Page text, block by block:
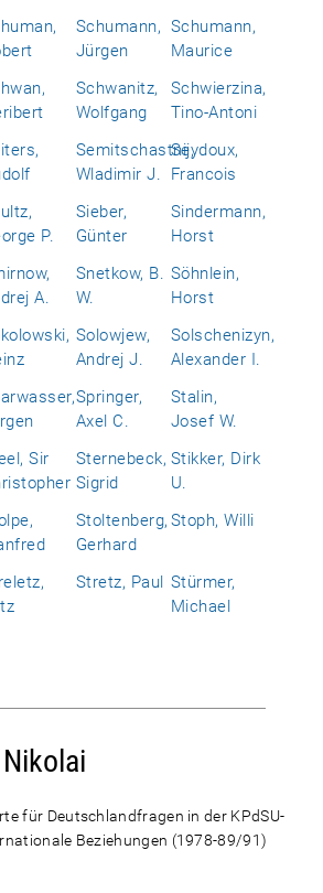
Schumann,
Jürgen
Schumann,
Maurice
Schwanitz,
Wolfgang
Schwierzina,
Tino-Antoni
Semitschastnij,
Wladimir J.
Seydoux,
Francois
P.
Sieber,
Günter
Sindermann,
Horst
A.
Snetkow, B.
W.
Söhnlein,
Horst
Solowjew,
Andrej J.
Solschenizyn,
Alexander I.
Springer,
Axel C.
Stalin,
Josef W.
Sir
Sternebeck,
Sigrid
Stikker, Dirk
U.
Stoltenberg,
Gerhard
Stoph, Willi
Stretz, Paul Stürmer,
Michael
für Deutschlandfragen in der KPdSU-
Beziehungen (1978-89/91)